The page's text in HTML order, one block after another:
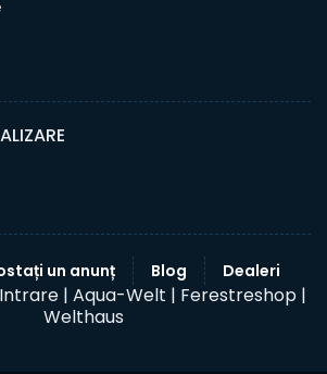
un anunț Blog Dealeri
| Aqua-Welt | Ferestreshop |
Welthaus